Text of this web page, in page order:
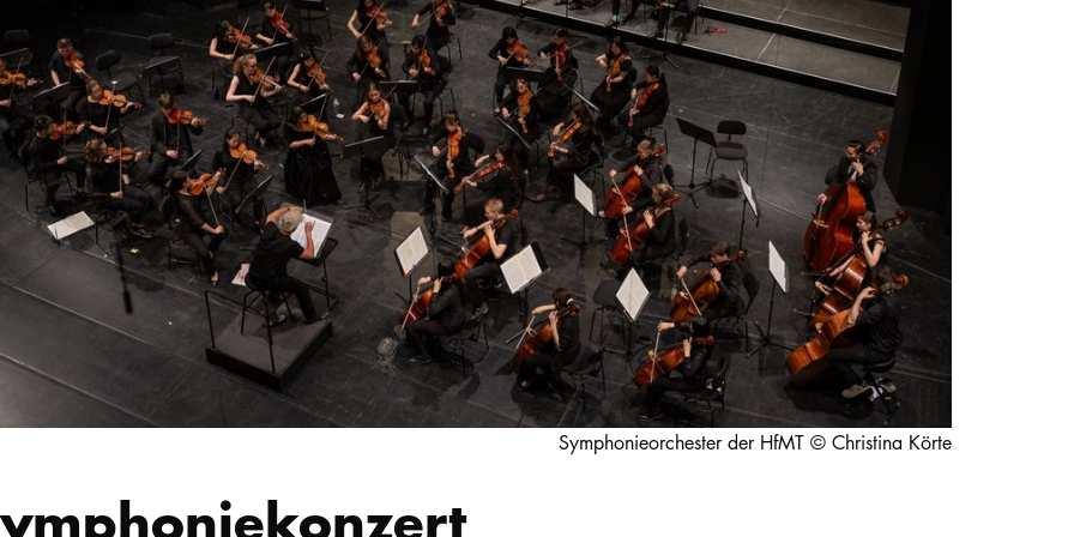
Symphonieorchester der HfMT © Christina Körte
STUDIUM
PROMOTION, FORSCHUNG & TRANSFER
Intranet
myCampus
Online-Bewerbung